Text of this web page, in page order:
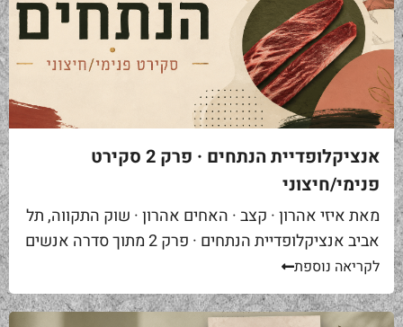
אנציקלופדיית הנתחים · פרק 2 סקירט
פנימי/חיצוני
מאת איזי אהרון · קצב · האחים אהרון · שוק התקווה, תל
אביב אנציקלופדיית הנתחים · פרק 2 מתוך סדרה אנשים
באים אליי בקצביה ומבקשים "סקירט". שאלה ראשונה...
לקריאה נוספת